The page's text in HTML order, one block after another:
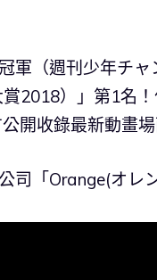
軍（週刊少年チ
2018）」第1名
開收錄最新動畫
司「Orange(オレ